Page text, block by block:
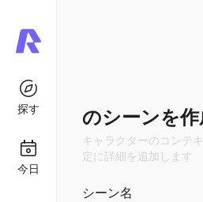
探す
今日
のシーンを
キャラクターのコンテ
定に詳細を追加します
シーン名